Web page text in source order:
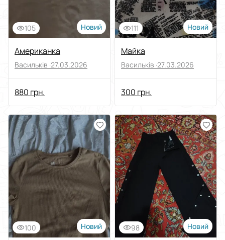
105 Новий
Американка
Васильків ·27.03.2026
880 грн.
111 Новий
Майка
Васильків ·27.03.2026
300 грн.
100 Новий 98 Новий